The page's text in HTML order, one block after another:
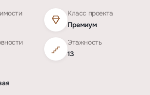
Класс проекта
Премиум
Этажность
13